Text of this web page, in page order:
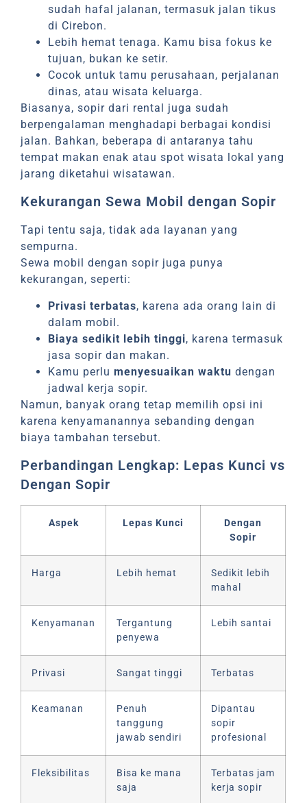
sudah hafal jalanan, termasuk jalan tikus
di Cirebon.
Lebih hemat tenaga. Kamu bisa fokus ke
tujuan, bukan ke setir.
Cocok untuk tamu perusahaan, perjalanan
dinas, atau wisata keluarga.
Biasanya, sopir dari rental juga sudah
berpengalaman menghadapi berbagai kondisi
jalan. Bahkan, beberapa di antaranya tahu
tempat makan enak atau spot wisata lokal yang
jarang diketahui wisatawan.
Kekurangan Sewa Mobil dengan Sopir
Tapi tentu saja, tidak ada layanan yang
sempurna.
Sewa mobil dengan sopir juga punya
kekurangan, seperti:
Privasi terbatas, karena ada orang lain di
dalam mobil.
Biaya sedikit lebih tinggi, karena termasuk
jasa sopir dan makan.
Kamu perlumenyesuaikan waktu dengan
jadwal kerja sopir.
Namun, banyak orang tetap memilih opsi ini
karena kenyamanannya sebanding dengan
biaya tambahan tersebut.
Perbandingan Lengkap: Lepas Kunci vs
Dengan Sopir
Aspek Lepas Kunci
Dengan
Sopir
Harga Lebih hemat
Sedikit lebih
mahal
Kenyamanan
Tergantung
penyewa
Lebih santai
Privasi Sangat tinggi Terbatas
Keamanan
Penuh
tanggung
jawab sendiri
Dipantau
sopir
profesional
Fleksibilitas
Bisa ke mana
saja
Terbatas jam
kerja sopir